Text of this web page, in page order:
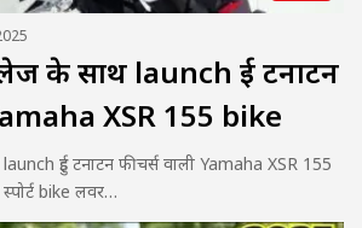
के साथ launch हुई टनाटन
XSR 155 bike
हुई टनाटन फीचर्स वाली Yamaha XSR 155
bike लवर…